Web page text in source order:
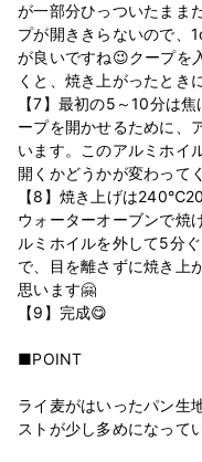
が一部分ひっついたまま
プが開ききらないので、
が良いですね😉クープを
くと、焼き上がったとき
【7】最初の5～10分は
ープを開かせるために、
います。このアルミホイ
開くかどうかが変わって
【8】焼き上げは
ウォーターオーブンで焼
ルミホイルを外して5分
で、目を離さずに焼き上
思います🤗
【9】完成😋
■POINT
ライ麦がはいったパン生
ストが少し多めになって